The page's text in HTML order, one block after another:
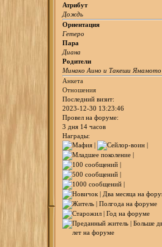
Атрибут
Дождь
Ориентация
Гетеро
Пара
Диана
Родители
Минако Аино и Такеши Ямамото
Анкета
Отношения
Последний визит:
2023-12-30 13:23:46
Провел на форуме:
3 дня 14 часов
Награды: